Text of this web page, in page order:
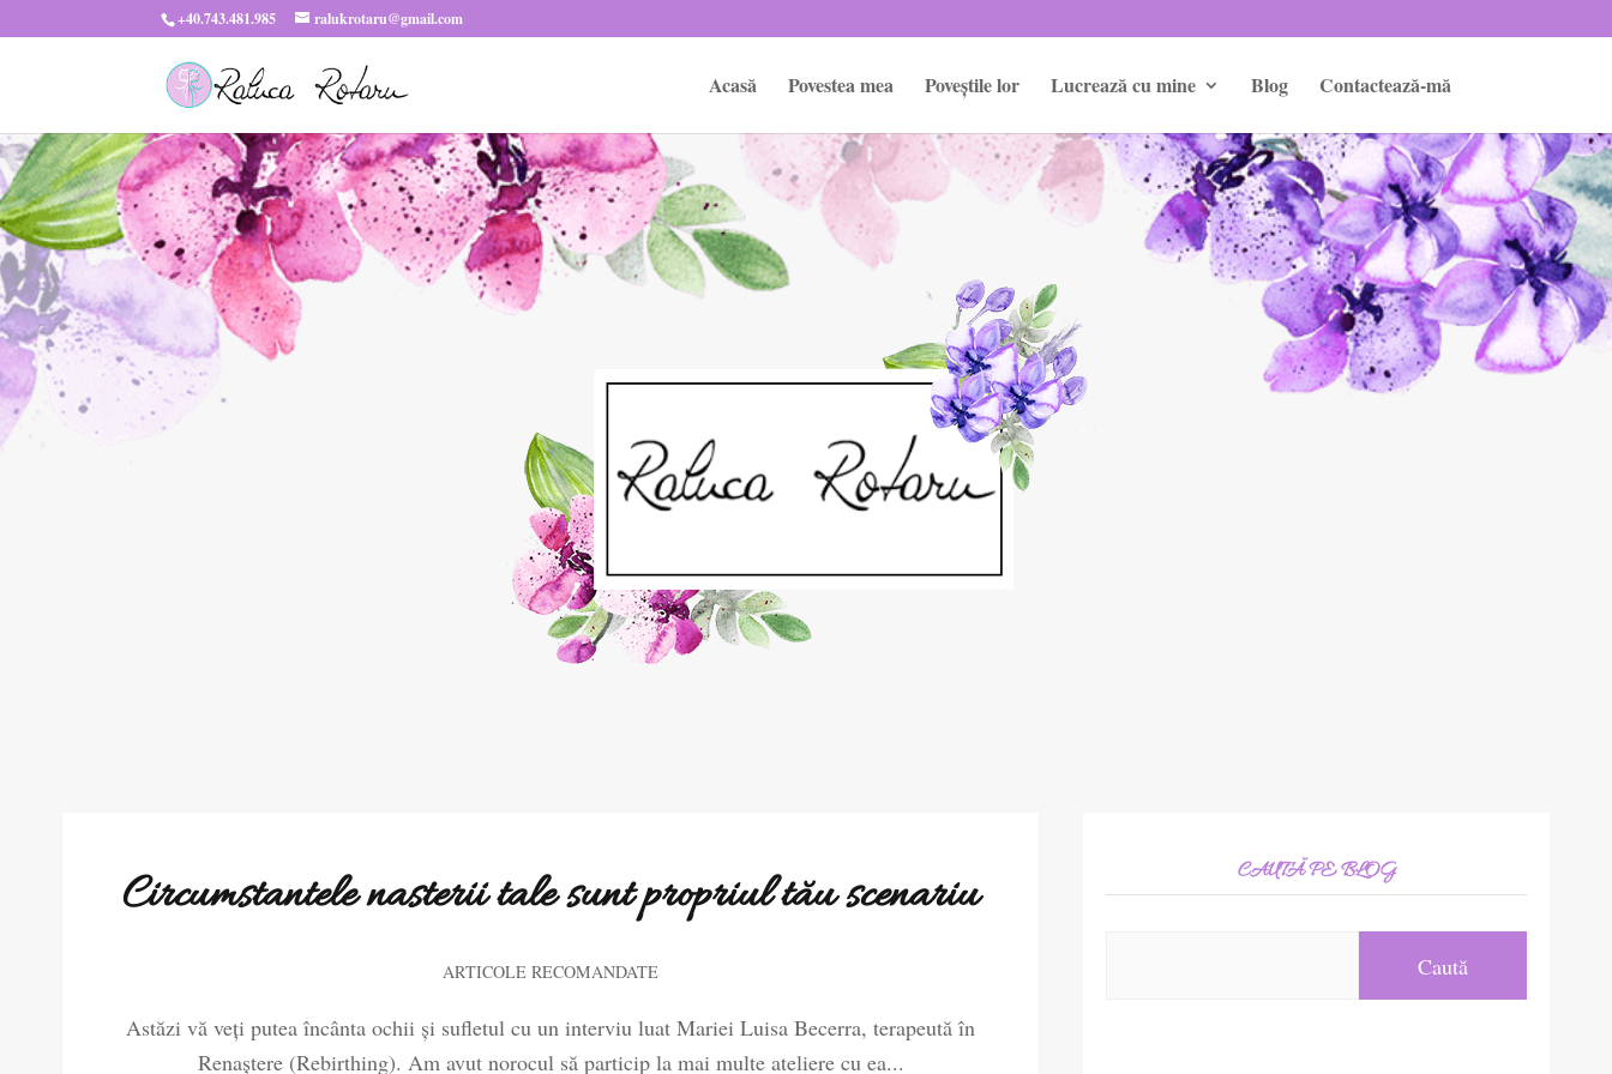
+40.743.481.985 ralukrotaru@gmail.com
Acasă Povestea mea Poveștile lor Lucrează cu mine Blog Contactează-mă
Circumstantele nasterii tale sunt propriul tău scenariu
ARTICOLE RECOMANDATE
Astăzi vă veți putea încânta ochii și sufletul cu un interviu luat Mariei Luisa Becerra, terapeută în
Renaștere (Rebirthing). Am avut norocul să particip la mai multe ateliere cu ea...
CAUTĂ PE BLOG